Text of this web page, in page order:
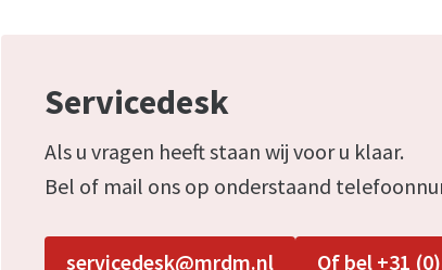
Servicedesk
Als u vragen heeft staan wij voor u klaar.
Bel of mail ons op onderstaand
servicedesk@mrdm.nl Of bel +31